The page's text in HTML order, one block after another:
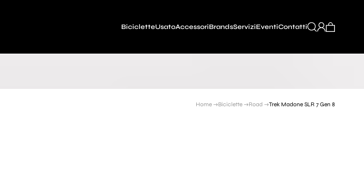
BicicletteUsatoAccessoriBrandsServiziEventiContatti
Home →Biciclette →Road →Trek Madone SLR 7 Gen 8